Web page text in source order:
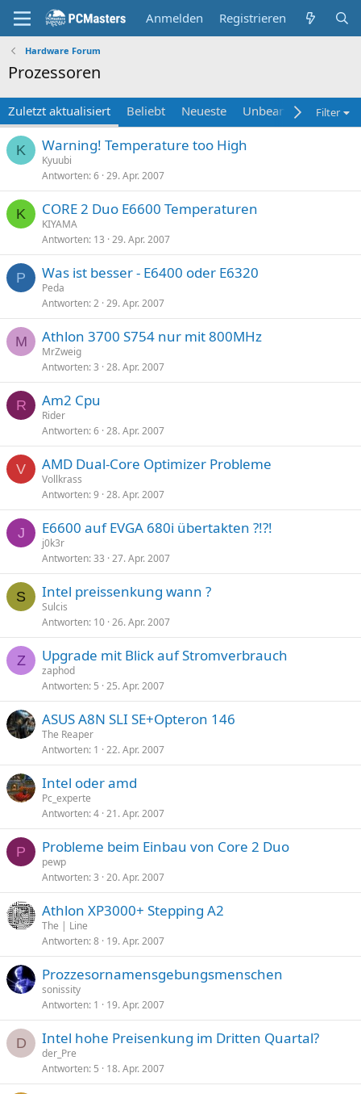
Anmelden Registrieren
Hardware Forum
Prozessoren
Zuletzt aktualisiert Beliebt Neueste UnbeantwortetFilter
K Warning! Temperature too High
Kyuubi
Antworten 6 29. Apr. 2007
K CORE 2 Duo E6600 Temperaturen
KIYAMA
Antworten 13 29. Apr. 2007
P Was ist besser - E6400 oder E6320
Peda
Antworten 2 29. Apr. 2007
M Athlon 3700 S754 nur mit 800MHz
MrZweig
Antworten 3 28. Apr. 2007
R Am2 Cpu
Rider
Antworten 6 28. Apr. 2007
V AMD Dual-Core Optimizer Probleme
Vollkrass
Antworten 9 28. Apr. 2007
J E6600 auf EVGA 680i übertakten ?!?!
j0k3r
Antworten 33 27. Apr. 2007
S Intel preissenkung wann ?
Sulcis
Antworten 10 26. Apr. 2007
Z Upgrade mit Blick auf Stromverbrauch
zaphod
Antworten 5 25. Apr. 2007
ASUS A8N SLI SE+Opteron 146
The Reaper
Antworten 1 22. Apr. 2007
Intel oder amd
Pc_experte
Antworten 4 21. Apr. 2007
P Probleme beim Einbau von Core 2 Duo
pewp
Antworten 3 20. Apr. 2007
Athlon XP3000+ Stepping A2
The | Line
Antworten 8 19. Apr. 2007
Prozzesornamensgebungsmenschen
sonissity
Antworten 1 19. Apr. 2007
D Intel hohe Preisenkung im Dritten Quartal?
der_Pre
Antworten 5 18. Apr. 2007